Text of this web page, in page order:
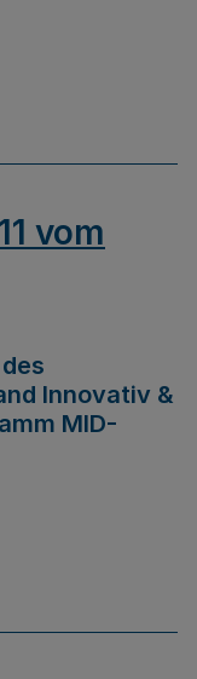
vom
Innovativ &
MID-